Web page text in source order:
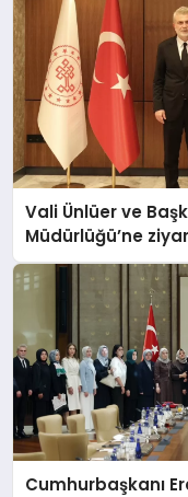
Vali Ünlüer ve
Müdürlüğü’ne
Cumhurbaşkanı